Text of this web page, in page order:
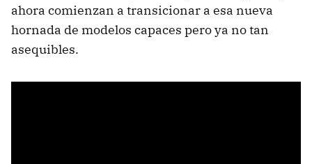
ahora comienzan a transicionar a esa nueva
hornada de modelos capaces pero ya no tan
asequibles.